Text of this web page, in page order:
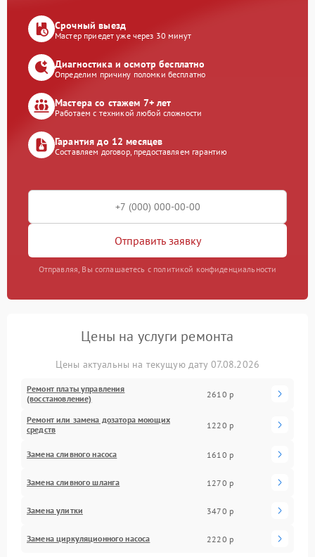
Срочный выезд
Мастер приедет уже через 30 минут
Диагностика и осмотр бесплатно
Определим причину поломки бесплатно
Мастера со стажем 7+ лет
Работаем с техникой любой сложности
Гарантия до 12 месяцев
Составляем договор, предоставляем гарантию
Отправить заявку
Отправляя, Вы соглашаетесь с политикой конфиденциальности
Цены на услуги ремонта
Цены актуальны на текущую дату 07.08.2026
Ремонт платы управления
(восстановление)
2610 р
Ремонт или замена дозатора моющих
средств
1220 р
Замена сливного насоса 1610 р
Замена сливного шланга 1270 р
Замена улитки 3470 р
Замена циркуляционного насоса 2220 р